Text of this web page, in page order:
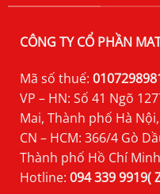
CÔNG TY CỔ PHẦN
Mã số thuế:
VP – HN: Số 41 Ngõ
Mai, Thành phố Hà
CN – HCM: 366/4 Gò
Thành phố Hồ Chí
Hotline: 094 339 9919(